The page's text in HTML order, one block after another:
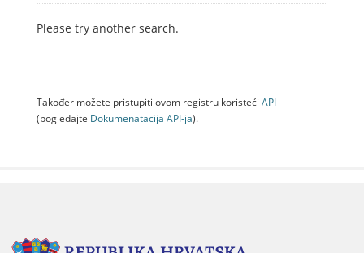
Please try another search.
Također možete pristupiti ovom registru koristeći API
(pogledajte Dokumenаtаcijа API-jа).